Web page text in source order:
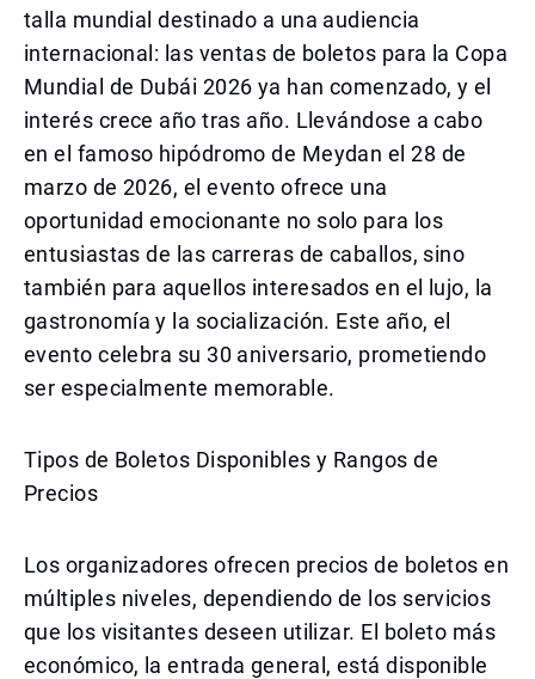
talla mundial destinado a una audiencia
internacional: las ventas de boletos para la Copa
Mundial de Dubái 2026 ya han comenzado, y el
interés crece año tras año. Llevándose a cabo
en el famoso hipódromo de Meydan el 28 de
marzo de 2026, el evento ofrece una
oportunidad emocionante no solo para los
entusiastas de las carreras de caballos, sino
también para aquellos interesados en el lujo, la
gastronomía y la socialización. Este año, el
evento celebra su 30 aniversario, prometiendo
ser especialmente memorable.
Tipos de Boletos Disponibles y Rangos de
Precios
Los organizadores ofrecen precios de boletos en
múltiples niveles, dependiendo de los servicios
que los visitantes deseen utilizar. El boleto más
económico, la entrada general, está disponible